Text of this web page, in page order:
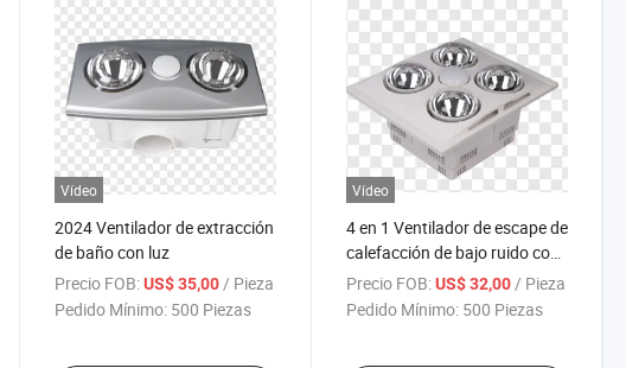
Vídeo
2024 Ventilador de extracción
de baño con luz
Precio FOB: US$ 35,00/ Pieza
Pedido Mínimo: 500 Piezas
Vídeo
4 en 1 Ventilador de escape de
calefacción de bajo ruido con
luz
Precio FOB: US$ 32,00/ Pieza
Pedido Mínimo: 500 Piezas